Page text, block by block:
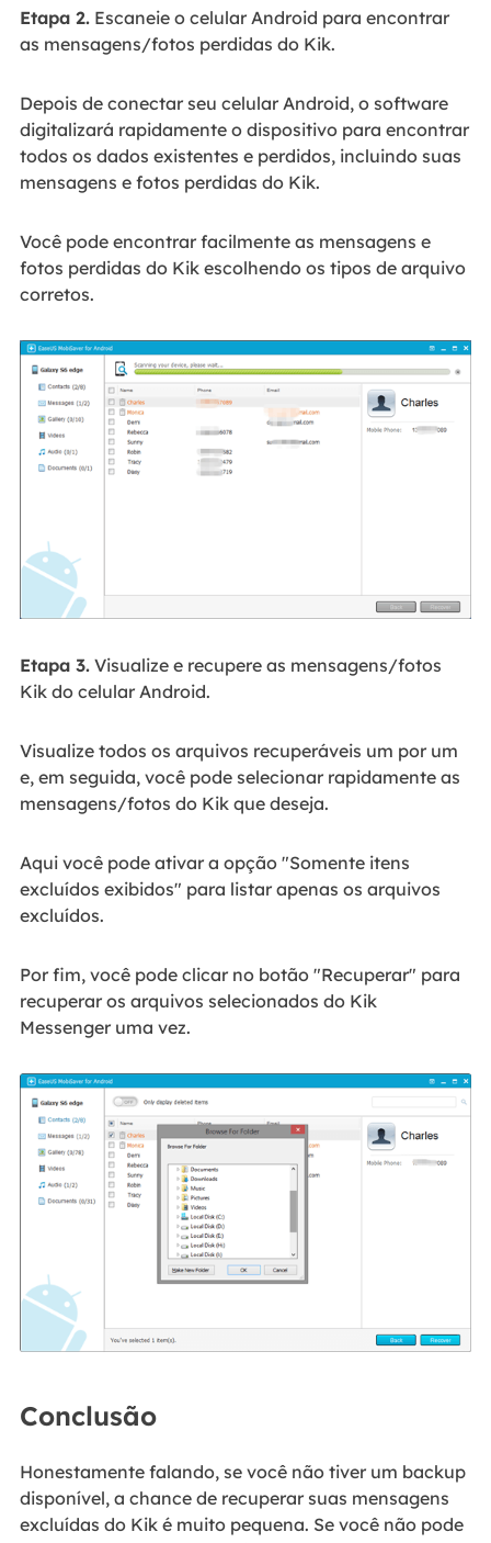
Etapa 2.Escaneie o celular Android para encontrar
as mensagens/fotos perdidas do Kik.
Depois de conectar seu celular Android, o software
digitalizará rapidamente o dispositivo para encontrar
todos os dados existentes e perdidos, incluindo suas
mensagens e fotos perdidas do Kik.
Você pode encontrar facilmente as mensagens e
fotos perdidas do Kik escolhendo os tipos de arquivo
corretos.
Etapa 3.Visualize e recupere as mensagens/fotos
Kik do celular Android.
Visualize todos os arquivos recuperáveis um por um
e, em seguida, você pode selecionar rapidamente as
mensagens/fotos do Kik que deseja.
Aqui você pode ativar a opção "Somente itens
excluídos exibidos" para listar apenas os arquivos
excluídos.
Por fim, você pode clicar no botão "Recuperar" para
recuperar os arquivos selecionados do Kik
Messenger uma vez.
Conclusão
Honestamente falando, se você não tiver um backup
disponível, a chance de recuperar suas mensagens
excluídas do Kik é muito pequena. Se você não pode